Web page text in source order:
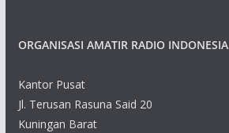
ORGANISASI AMATIR RADIO INDONESIA
Kantor Pusat
Jl. Terusan Rasuna Said 20
Kuningan Barat